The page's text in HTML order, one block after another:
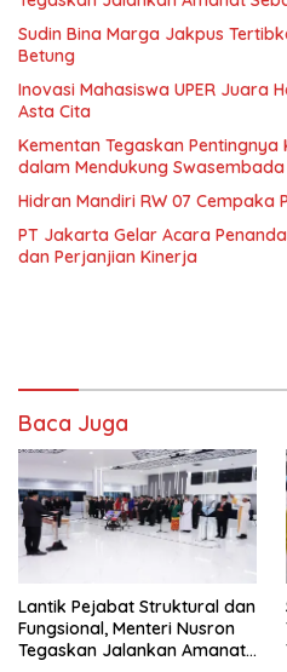
Sudin Bina Marga Jakpus
Betung
Inovasi Mahasiswa UPER Juara
Asta Cita
Kementan Tegaskan
dalam Mendukung
Hidran Mandiri RW 07 Cempaka
PT Jakarta Gelar Acara
dan Perjanjian Kinerja
Baca Juga
Lantik Pejabat Struktural dan
Fungsional, Menteri Nusron
Tegaskan Jalankan Amanat